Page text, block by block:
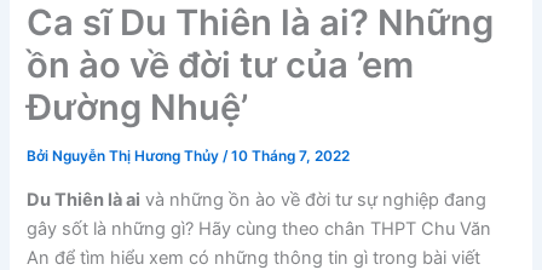
Ca sĩ Du Thiên là ai? Những
ồn ào về đời tư của ’em
Đường Nhuệ’
Bởi Nguyễn Thị Hương Thủy/10 Tháng 7, 2022
Du Thiên là ai và những ồn ào về đời tư sự nghiệp đang
gây sốt là những gì? Hãy cùng theo chân THPT Chu Văn
An để tìm hiểu xem có những thông tin gì trong bài viết